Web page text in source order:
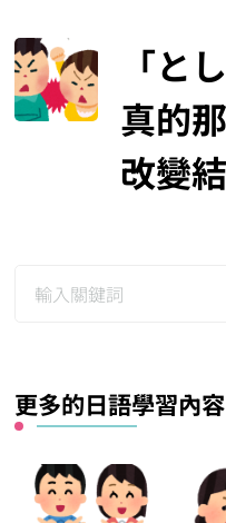
「と
真的
改變
更多的日語學習內容